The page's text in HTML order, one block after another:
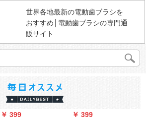
世界各地最新の電動歯ブラシを
おすすめ│電動歯ブラシの専門通
販サイト
￥ 399
￥ 399